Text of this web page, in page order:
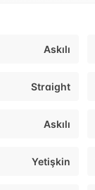
Askılı
Straight
Askılı
Yetişkin